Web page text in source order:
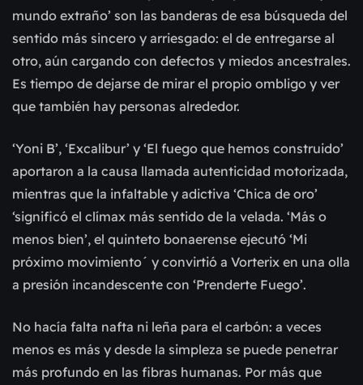
mundo extraño’ son las banderas de esa búsqueda del
sentido más sincero y arriesgado: el de entregarse al
otro, aún cargando con defectos y miedos ancestrales.
Es tiempo de dejarse de mirar el propio ombligo y ver
que también hay personas alrededor.
‘Yoni B’, ‘Excalibur’ y ‘El fuego que hemos construido’
aportaron a la causa llamada autenticidad motorizada,
mientras que la infaltable y adictiva ‘Chica de oro’
‘significó el clímax más sentido de la velada. ‘Más o
menos bien’, el quinteto bonaerense ejecutó ‘Mi
próximo movimiento´ y convirtió a Vorterix en una olla
a presión incandescente con ‘Prenderte Fuego’.
No hacía falta nafta ni leña para el carbón: a veces
menos es más y desde la simpleza se puede penetrar
más profundo en las fibras humanas. Por más que